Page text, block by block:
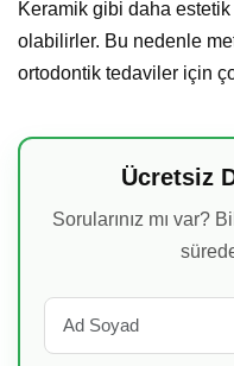
Keramik gibi daha
olabilirler. Bu nedenle
ortodontik tedaviler için
Ücretsiz
Sorularınız mı var?